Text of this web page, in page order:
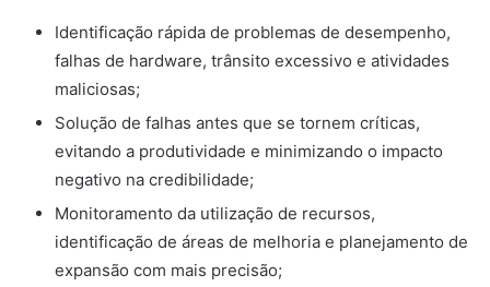
Identificação rápida de problemas de desempenho,
falhas de hardware, trânsito excessivo e atividades
maliciosas;
Solução de falhas antes que se tornem críticas,
evitando a produtividade e minimizando o impacto
negativo na credibilidade;
Monitoramento da utilização de recursos,
identificação de áreas de melhoria e planejamento de
expansão com mais precisão;